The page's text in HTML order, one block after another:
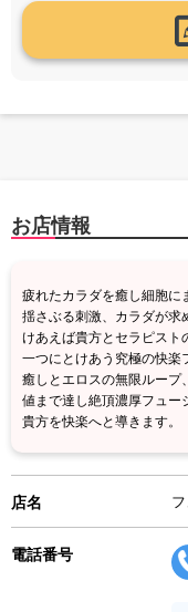
お店情報
疲れたカラダを癒し細胞に
揺さぶる刺激、カラダが求
けあえば貴方とセラピスト
一つにとけあう究極の快楽
癒しとエロスの無限ループ
値まで達し絶頂濃厚フュー
貴方を快楽へと導きます。
店名
電話番号